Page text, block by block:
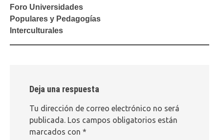
Foro Universidades
Populares y Pedagogías
Interculturales
Deja una respuesta
Tu dirección de correo electrónico no será
publicada. Los campos obligatorios están
marcados con *